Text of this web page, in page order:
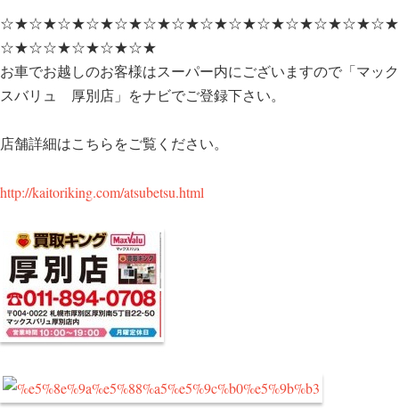
☆★☆★☆★☆★☆★☆★☆★☆★☆★☆★☆★☆★☆★☆★
☆★☆☆★☆★☆★☆★
お車でお越しのお客様はスーパー内にございますので「マック
スバリュ 厚別店」をナビでご登録下さい。
店舗詳細はこちらをご覧ください。
http://kaitoriking.com/atsubetsu.html